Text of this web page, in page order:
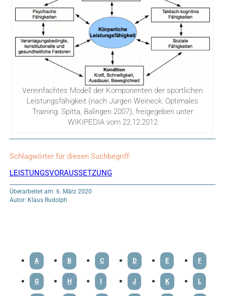
Vereinfachtes Modell der Komponenten der sportlichen
Leistungsfähigkeit (nach Jürgen Weineck: Optimales
Training. Spitta, Balingen 2007), freigegeben unter
WIKIPEDIA vom 22.12.2012
Schlagwörter für diesen Suchbegriff:
LEISTUNGSVORAUSSETZUNG
Überarbeitet am: 6. März 2020
Autor: Klaus Rudolph
A B C D E F
G H I J K L